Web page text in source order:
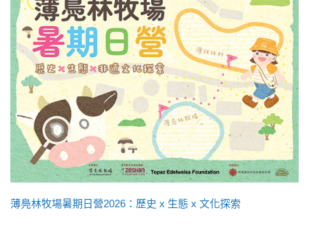
薄鳧林牧場暑期日營2026：歷史 x 生態 x 文化探索